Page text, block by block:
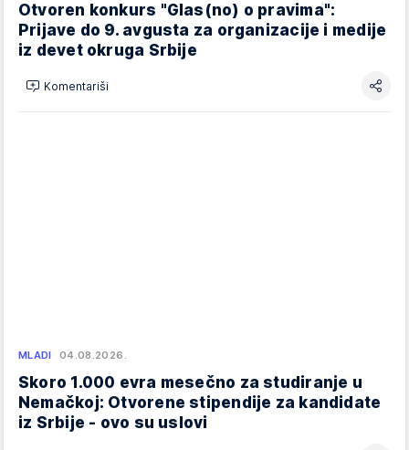
Otvoren konkurs "Glas(no) o pravima":
Prijave do 9. avgusta za organizacije i medije
iz devet okruga Srbije
Komentariši
MLADI 04.08.2026.
Skoro 1.000 evra mesečno za studiranje u
Nemačkoj: Otvorene stipendije za kandidate
iz Srbije - ovo su uslovi